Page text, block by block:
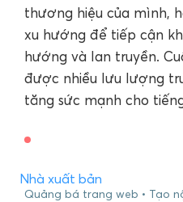
thương hiệu của mình,
xu hướng để tiếp cận
hướng và lan truyền.
được nhiều lưu lượng
tăng sức mạnh cho
Nhà xuất bản
Quảng bá trang web Tạo